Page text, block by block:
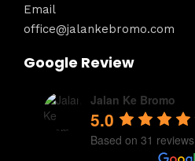
Email
office@jalankebromo.com
Google Review
Jalan Ke Bromo
5.0
Based on 31 reviews